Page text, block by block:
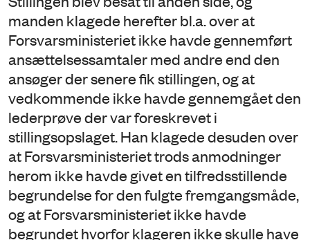
manden klagede herefter bl.a. over at
Forsvarsministeriet ikke havde gennemført
ansættelsessamtaler med andre end den
ansøger der senere fik stillingen, og at
vedkommende ikke havde gennemgået den
lederprøve der var foreskrevet i
stillingsopslaget. Han klagede desuden over
at Forsvarsministeriet trods anmodninger
herom ikke havde givet en tilfredsstillende
begrundelse for den fulgte fremgangsmåde,
og at Forsvarsministeriet ikke havde
begrundet hvorfor klageren ikke skulle have